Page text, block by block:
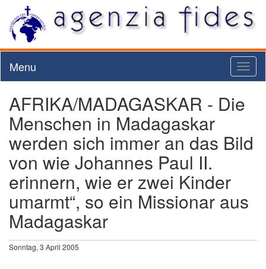
Menu
AFRIKA/MADAGASKAR - Die
Menschen in Madagaskar
werden sich immer an das Bild
von wie Johannes Paul II.
erinnern, wie er zwei Kinder
umarmt“, so ein Missionar aus
Madagaskar
Sonntag, 3 April 2005